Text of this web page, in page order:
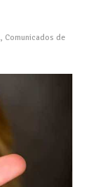
, Comunicados de